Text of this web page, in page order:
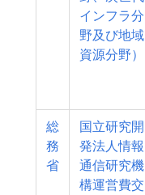
インフラ分
野及び地域
資源分野）
総
務
省
国立研究開
発法人情報
通信研究機
構運営費交